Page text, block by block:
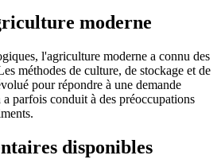
moderne
l'agriculture moderne a connu des
méthodes de culture, de stockage et de
pour répondre à une demande
parfois conduit à des préoccupations
disponibles